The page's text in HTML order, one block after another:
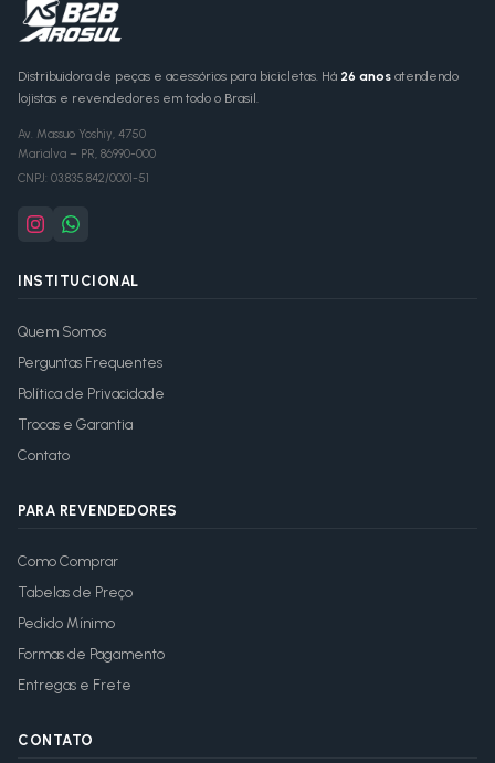
Distribuidora de peças e acessórios para bicicletas. Há 26 anos atendendo
lojistas e revendedores em todo o Brasil.
Av. Massuo Yoshiy, 4750
Marialva – PR, 86990-000
CNPJ: 03.835.842/0001-51
INSTITUCIONAL
Quem Somos
Perguntas Frequentes
Política de Privacidade
Trocas e Garantia
Contato
PARA REVENDEDORES
Como Comprar
Tabelas de Preço
Pedido Mínimo
Formas de Pagamento
Entregas e Frete
CONTATO